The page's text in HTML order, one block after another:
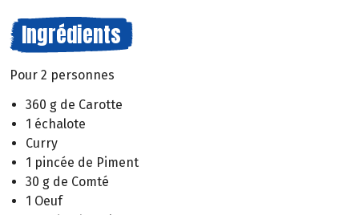
Ingrédients
Pour 2 personnes
360 g de Carotte
1 échalote
Curry
1 pincée de Piment
30 g de Comté
1 Oeuf